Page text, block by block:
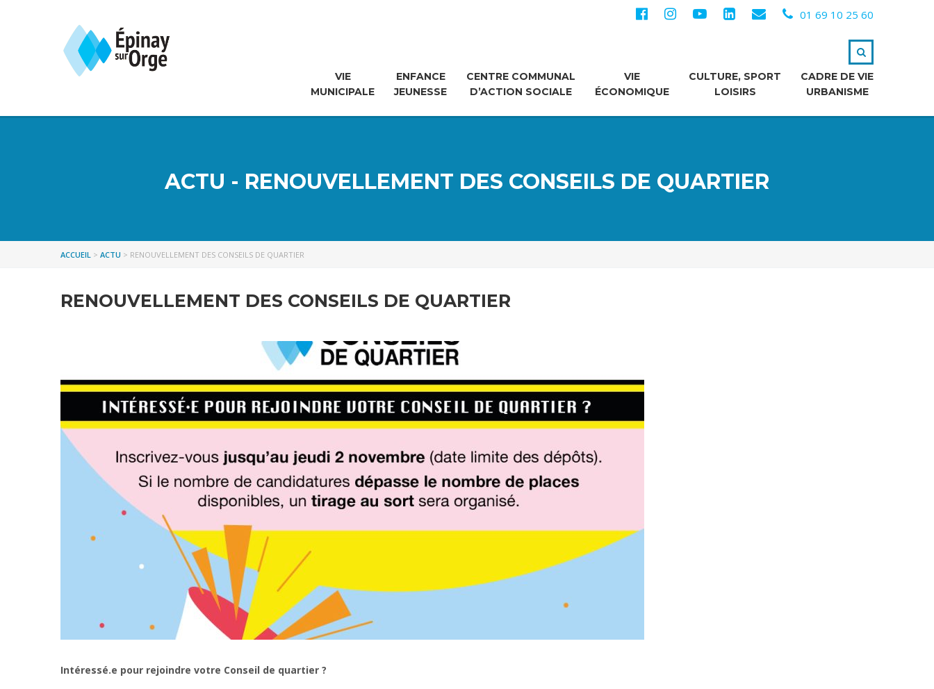
01 69 10 25 60
VIE
MUNICIPALE
ENFANCE
JEUNESSE
CENTRE COMMUNAL
D’ACTION SOCIALE
VIE
ÉCONOMIQUE
CULTURE, SPORT
LOISIRS
CADRE DE VIE
URBANISME
ACTU - RENOUVELLEMENT DES CONSEILS DE QUARTIER
ACCUEIL > ACTU > RENOUVELLEMENT DES CONSEILS DE QUARTIER
RENOUVELLEMENT DES CONSEILS DE QUARTIER
Intéressé.e pour rejoindre votre Conseil de quartier ?